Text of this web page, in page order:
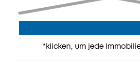
*klicken, um jede